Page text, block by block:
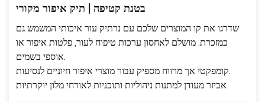
בטנת קטיפה | תיק איפור מקורי
שדרגו את קו המוצרים שלכם עם נרתיק עור איכותי המשמש גם
כמזכרת. מושלם לאחסון ערכות טיפוח לעור, פלטות איפור או
אוספי בשמים.
קומפקטי אך מרווח מספיק עבור מוצרי איפור חיוניים לנסיעות.
אביזר מעודן למתנות ניהוליות ותוכניות לאורחי מלון יוקרתיות